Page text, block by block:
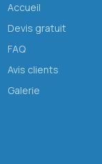
Accueil
Devis gratuit
FAQ
Avis clients
Galerie